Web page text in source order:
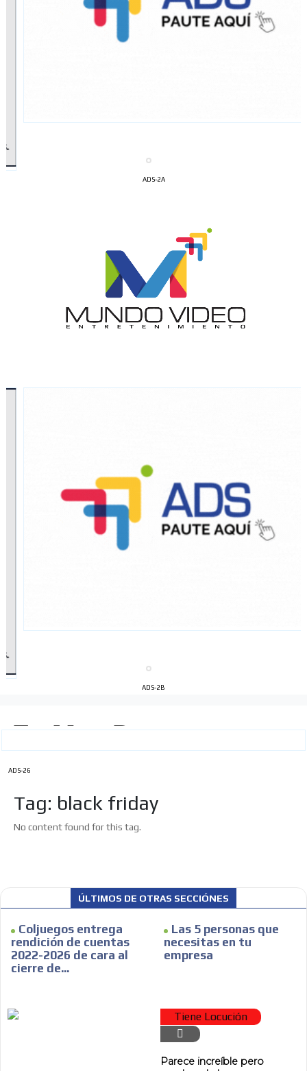
ADS-2A
ADS-2B
ADS-26
Tag: black friday
No content found for this tag.
ÚLTIMOS DE OTRAS SECCIÓNES
Coljuegos entrega
rendición de cuentas
2022-2026 de cara al
cierre de...
Las 5 personas que
necesitas en tu
empresa
Tiene Locución
Parece increíble pero